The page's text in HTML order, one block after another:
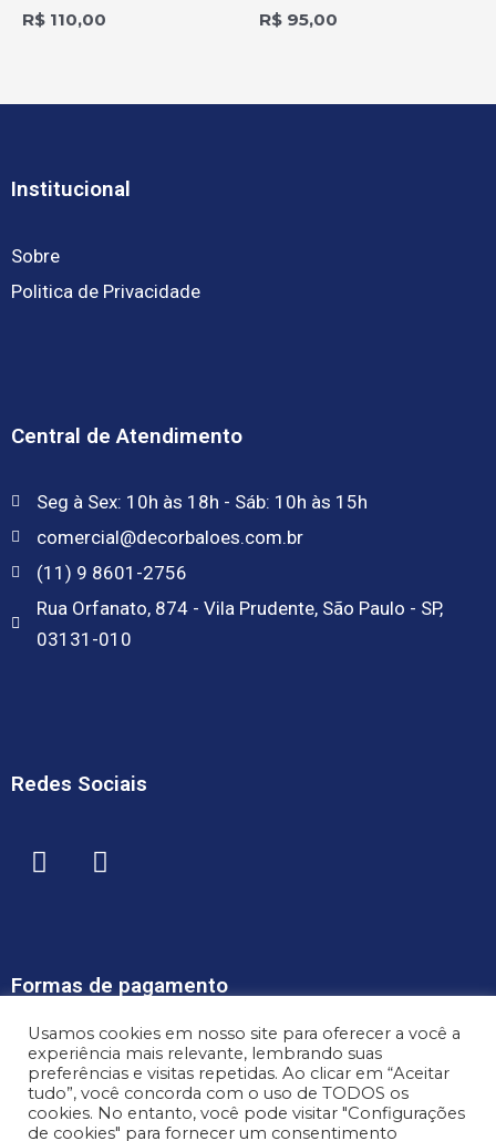
R$ 110,00 R$ 95,00
Institucional
Sobre
Politica de Privacidade
Central de Atendimento
Seg à Sex: 10h às 18h - Sáb: 10h às 15h
comercial@decorbaloes.com.br
(11) 9 8601-2756
Rua Orfanato, 874 - Vila Prudente, São Paulo - SP,
03131-010
Redes Sociais
Formas de pagamento
Usamos cookies em nosso site para oferecer a você a
experiência mais relevante, lembrando suas
preferências e visitas repetidas. Ao clicar em “Aceitar
tudo”, você concorda com o uso de TODOS os
cookies. No entanto, você pode visitar "Configurações
de cookies" para fornecer um consentimento